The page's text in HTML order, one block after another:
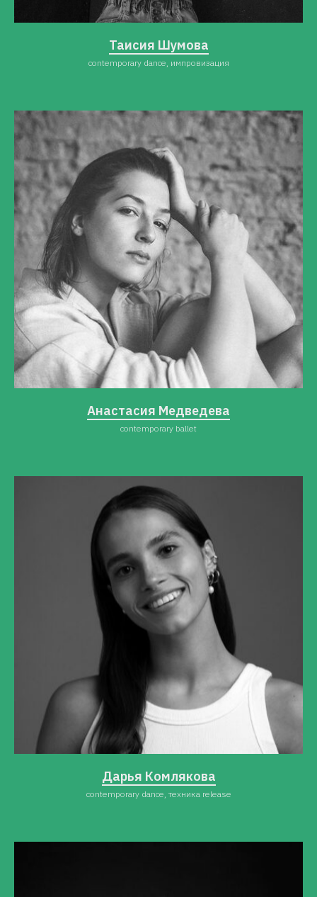
Таисия Шумова
contemporary dance, импровизация
Анастасия Медведева
contemporary ballet
Дарья Комлякова
contemporary dance, техника release